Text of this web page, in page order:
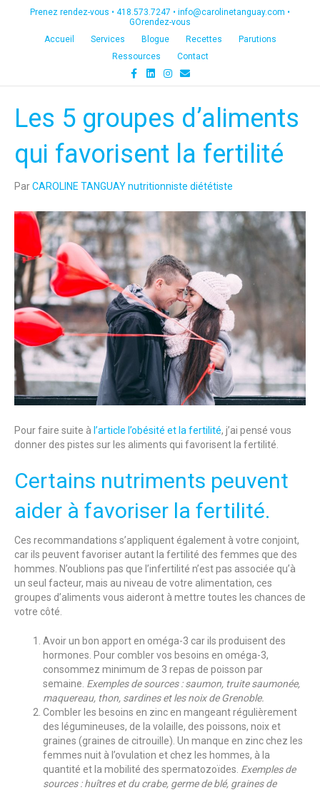
Prenez rendez-vous • 418.573.7247 • info@carolinetanguay.com •
GOrendez-vous
Accueil
Services Blogue Recettes
Parutions
Ressources
Contact
c
o
n
d
i
s
g
r
m
E
m
a
Les 5 groupes d’aliments
qui favorisent la fertilité
ParCAROLINE TANGUAY nutritionniste diététiste
Pour faire suite à l’article l’obésité et la fertilité, j’ai pensé vous
donner des pistes sur les aliments qui favorisent la fertilité.
Certains nutriments peuvent
aider à favoriser la fertilité.
Ces recommandations s’appliquent également à votre conjoint,
car ils peuvent favoriser autant la fertilité des femmes que des
hommes. N’oublions pas que l’infertilité n’est pas associée qu’à
un seul facteur, mais au niveau de votre alimentation, ces
groupes d’aliments vous aideront à mettre toutes les chances de
votre côté.
Avoir un bon apport en oméga-3 car ils produisent des
hormones. Pour combler vos besoins en oméga-3,
consommez minimum de 3 repas de poisson par
semaine. Exemples de sources : saumon, truite saumonée,
maquereau, thon, sardines et les noix de Grenoble.
Combler les besoins en zinc en mangeant régulièrement
des légumineuses, de la volaille, des poissons, noix et
graines (graines de citrouille). Un manque en zinc chez les
femmes nuit à l’ovulation et chez les hommes, à la
quantité et la mobilité des spermatozoïdes. Exemples de
sources : huîtres et du crabe, germe de blé, graines de